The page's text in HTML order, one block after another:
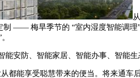
—— 梅旱季节的 “室内湿度智能调
防、智能家居、智能办事、智能生
能享受聪慧带来的便当。将来通车